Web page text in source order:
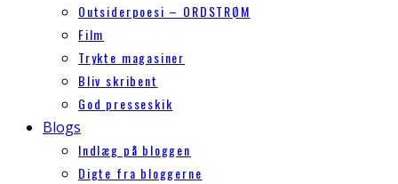
Outsiderpoesi – ORDSTRØM
Film
Trykte magasiner
Bliv skribent
God presseskik
Blogs
Indlæg på bloggen
Digte fra bloggerne